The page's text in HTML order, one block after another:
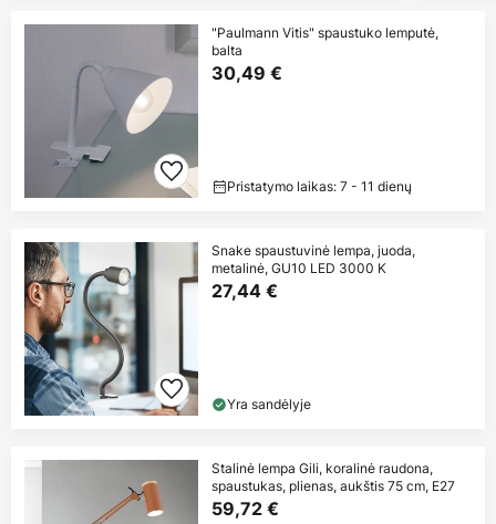
"Paulmann Vitis" spaustuko lemputė,
balta
30,49 €
Pristatymo laikas: 7 - 11 dienų
Snake spaustuvinė lempa, juoda,
metalinė, GU10 LED 3000 K
27,44 €
Yra sandėlyje
Stalinė lempa Gili, koralinė raudona,
spaustukas, plienas, aukštis 75 cm, E27
59,72 €